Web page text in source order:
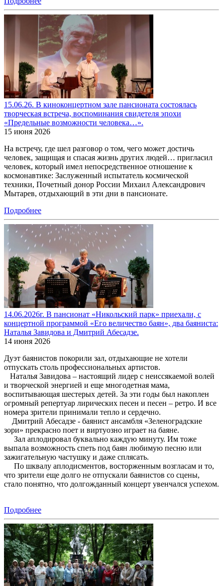
15.06.26. В киноконцертном зале пансионата состоялась
творческая встреча, воспоминания свидетеля эпохи
«Предельные возможности человека…».
15 июня 2026
На встречу, где шел разговор о том, чего может достичь
человек, защищая и спасая жизнь других людей… пригласил
человек, который имел непосредственное отношение к
космонавтике: Заслуженный испытатель космической
техники, Почетный донор России Михаил Александрович
Мытарев, отдыхающий в эти дни в пансионате.
Подробнее
14.06.2026г. В пансионат «Никольский парк» приехали, с
концертной программой «Его величество баян», два баяниста:
Наталья Завидова и Дмитрий Абесадзе.
14 июня 2026
Дуэт баянистов покорили зал, отдыхающие не хотели
отпускать столь профессиональных артистов.
Наталья Завидова – настоящий лидер с неиссякаемой волей
и творческой энергией и еще многодетная мама,
воспитывающая шестерых детей. За эти годы был накоплен
огромный репертуар лирических песен и песен – ретро. И все
номера зрители принимали тепло и сердечно.
Дмитрий Абесадзе - баянист ансамбля «Зеленоградские
зори» прекрасно поет и виртуозно играет на баяне.
Зал аплодировал буквально каждую минуту. Им тоже
выпала возможность спеть под баян любимую песню или
зажигательную частушку и даже сплясать.
По шквалу аплодисментов, восторженным возгласам и то,
что зрители еще долго не отпускали баянистов со сцены,
стало понятно, что долгожданный концерт увенчался успехом.
Подробнее